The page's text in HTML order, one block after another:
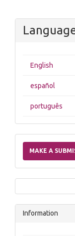
English
español
português
a
Submission
MAKE A
Information